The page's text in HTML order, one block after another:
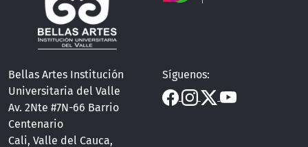
Bellas Artes Institución
Universitaria del Valle
Av. 2Nte #7N-66 Barrio
Centenario
Cali, Valle del Cauca,
Síguenos: